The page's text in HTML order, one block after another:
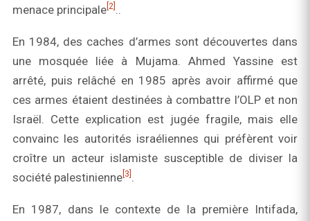
menace principale [2] ..
En 1984, des caches d’armes sont découvertes dans
une mosquée liée à Mujama. Ahmed Yassine est
arrêté, puis relâché en 1985 après avoir affirmé que
ces armes étaient destinées à combattre l’OLP et non
Israël. Cette explication est jugée fragile, mais elle
convainc les autorités israéliennes qui préfèrent voir
croître un acteur islamiste susceptible de diviser la
société palestinienne [3] .
En 1987, dans le contexte de la première Intifada,